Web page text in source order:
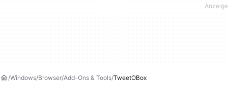
Windows Browser Add-Ons & Tools TweetOBox